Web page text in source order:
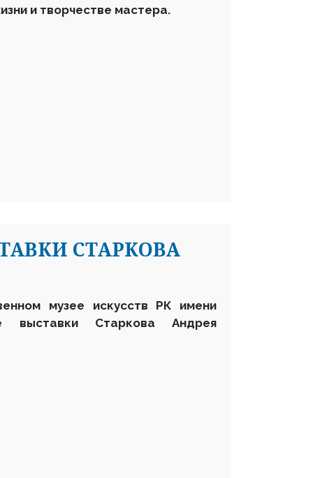
и творчестве мастера.
СТАРКОВА
музее искусств РК имени
выставки Старкова Андрея